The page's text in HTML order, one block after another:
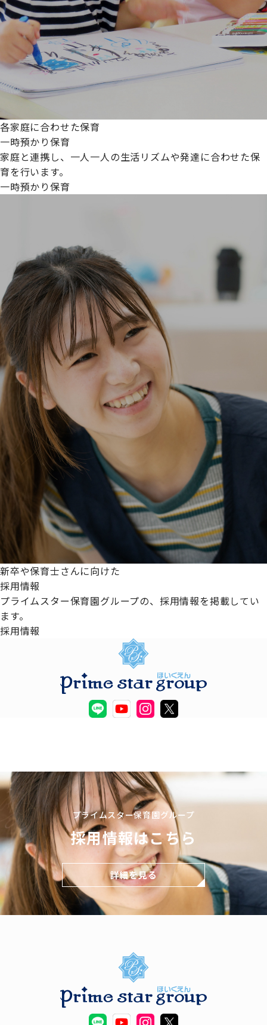
各家庭に合わせた保育
一時預かり保育
家庭と連携し、一人一人の生活リズムや発達に合わせた保
育を行います。
一時預かり保育
新卒や保育士さんに向けた
採用情報
プライムスター保育園グループの、採用情報を掲載してい
ます。
採用情報
プライムスター保育園グループ
採用情報はこちら
詳細を見る